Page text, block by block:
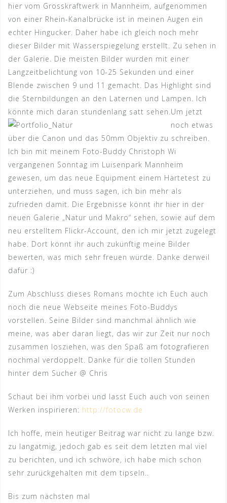
hier vom Grosskraftwerk in Mannheim, aufgenommen
von einer Rhein-Kanalbrücke ist in meinen Augen ein
echter Hingucker. Daher habe ich gleich noch mehr
dieser Bilder mit Wasserspiegelung erstellt. Zu sehen in
der Galerie. Die meisten Bilder wurden mit einer
Langzeitbelichtung von 10-25 Sekunden und einer
Blende zwischen 9 und 11 gemacht. Das Highlight sind
die Sternbildungen an den Laternen und Lampen. Ich
könnte mich daran stundenlang satt sehen.Um jetzt
noch etwas
über die Canon und das 50mm Objektiv zu schreiben.
Ich bin mit meinem Foto-Buddy Christoph Wi
vergangenen Sonntag im Luisenpark Mannheim
gewesen, um das neue Equipment einem Härtetest zu
unterziehen, und muss sagen, ich bin mehr als
zufrieden damit. Die Ergebnisse könnt ihr hier in der
neuen Galerie „Natur und Makro“ sehen, sowie auf dem
neu erstelltem Flickr-Account, den ich mir jetzt zugelegt
habe. Dort könnt ihr auch zukünftig meine Bilder
bewerten, was mich sehr freuen würde. Danke derweil
dafür :)
Zum Abschluss dieses Romans möchte ich Euch auch
noch die neue Webseite meines Foto-Buddys
vorstellen. Seine Bilder sind manchmal ähnlich wie
meine, was aber daran liegt, das wir zur Zeit nur noch
zusammen losziehen, was den Spaß am fotografieren
nochmal verdoppelt. Danke für die tollen Stunden
hinter dem Sucher @ Chris
Schaut bei ihm vorbei und lasst Euch auch von seinen
Werken inspirieren: http://fotocw.de
Ich hoffe, mein heutiger Beitrag war nicht zu lange bzw.
zu langatmig, jedoch gab es seit dem letzten mal viel
zu berichten, und ich schwöre, ich habe mich schon
sehr zurückgehalten mit dem tipseln..
Bis zum nächsten mal